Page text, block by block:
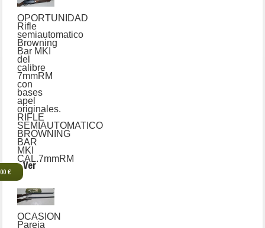
OPORTUNIDAD
Rifle
semiautomatico
Browning
Bar MKI
del
calibre
7mmRM
con
bases
apel
originales.
RIFLE
SEMIAUTOMATICO
BROWNING
BAR
MKI
CAL.7mmRM
€
Ver
OCASION
Pareja